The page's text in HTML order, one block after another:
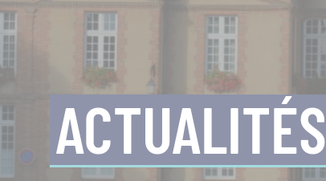
ACTUALITÉS